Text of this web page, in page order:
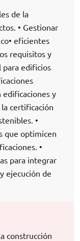
de la
• Gestionar
eficientes
requisitos y
para edificios
edificaciones y
certificación
•
que optimicen
•
para integrar
ejecución de
construcción